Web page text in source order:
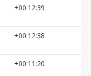
+00:12:39
+00:12:38
+00:11:20